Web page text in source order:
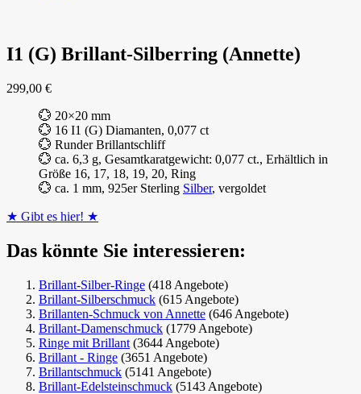
I1 (G) Brillant-Silberring (Annette)
299,00 €
💮 20×20 mm
💮 16 I1 (G) Diamanten, 0,077 ct
💮 Runder Brillantschliff
💮 ca. 6,3 g, Gesamtkaratgewicht: 0,077 ct., Erhältlich in
Größe 16, 17, 18, 19, 20, Ring
💮 ca. 1 mm, 925er Sterling Silber, vergoldet
★ Gibt es hier! ★
Das könnte Sie interessieren:
Brillant-Silber-Ringe (418 Angebote)
Brillant-Silberschmuck (615 Angebote)
Brillanten-Schmuck von Annette (646 Angebote)
Brillant-Damenschmuck (1779 Angebote)
Ringe mit Brillant (3644 Angebote)
Brillant - Ringe (3651 Angebote)
Brillantschmuck (5141 Angebote)
Brillant-Edelsteinschmuck (5143 Angebote)